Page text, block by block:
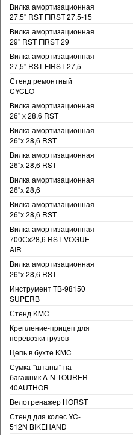
Вилка амортизационная
27,5" RST FIRST 27,5-15
Вилка амортизационная
29" RST FIRST 29
Вилка амортизационная
27,5" RST FIRST 27,5
Стенд ремонтный
CYCLO
Вилка амортизационная
26" х 28,6 RST
Вилка амортизационная
26"х 28,6 RST
Вилка амортизационная
26"х 28,6 RST
Вилка амортизационная
26"х 28,6
Вилка амортизационная
26"х 28,6 RST
Вилка амортизационная
700Сх28,6 RST VOGUE
AIR
Вилка амортизационная
26"х 28,6 RST
Инструмент TB-98150
SUPERB
Стенд KMC
Крепление-прицеп для
перевозки грузов
Цепь в бухте KMC
Сумка-"штаны" на
багажник A-N TOURER
40AUTHOR
Велотренажер HORST
Стенд для колес YC-
512N BIKEHAND